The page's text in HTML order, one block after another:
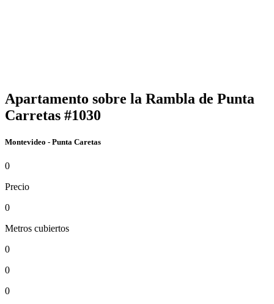
Apartamento sobre la Rambla de Punta
Carretas #1030
Montevideo - Punta Caretas
0
Precio
0
Metros cubiertos
0
0
0